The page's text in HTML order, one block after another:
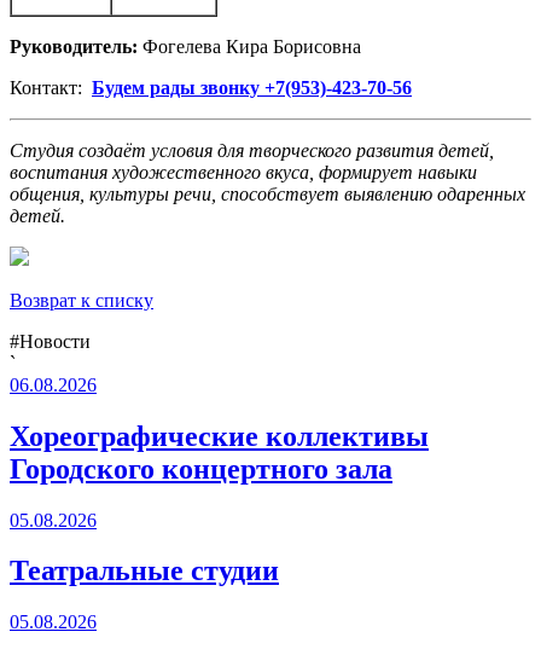
Руководитель: Фогелева Кира Борисовна
Контакт: Будем рады звонку +7(953)-423-70-56
Студия создаёт условия для творческого развития детей,
воспитания художественного вкуса, формирует навыки
общения, культуры речи, способствует выявлению одаренных
детей.
Возврат к списку
#Новости
`
06.08.2026
Хореографические коллективы
Городского концертного зала
05.08.2026
Театральные студии
05.08.2026